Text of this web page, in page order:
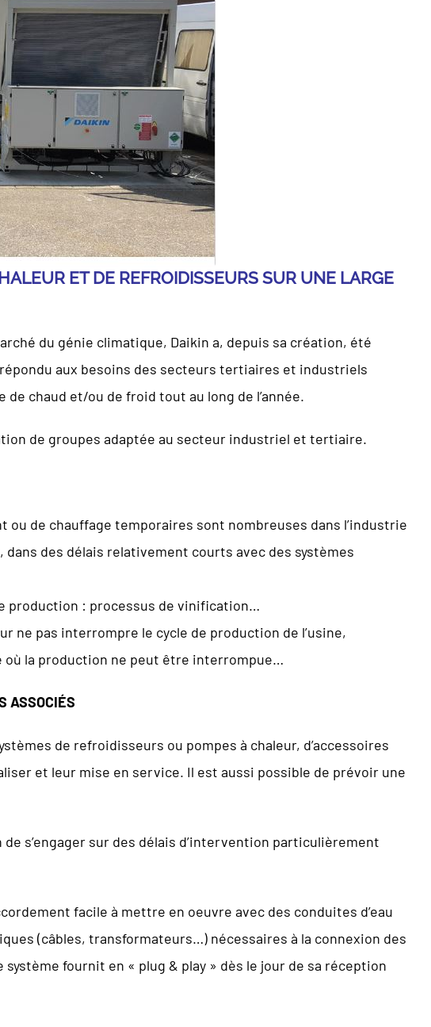
ET DE REFROIDISSEURS SUR UNE LARGE
du génie climatique, Daikin a, depuis sa création, été
aux besoins des secteurs tertiaires et industriels
chaud et/ou de froid tout au long de l’année.
de groupes adaptée au secteur industriel et tertiaire.
de chauffage temporaires sont nombreuses dans l’industrie
des délais relativement courts avec des systèmes
production : processus de vinification…
ne pas interrompre le cycle de production de l’usine,
où la production ne peut être interrompue…
ASSOCIÉS
de refroidisseurs ou pompes à chaleur, d’accessoires
et leur mise en service. Il est aussi possible de prévoir une
s’engager sur des délais d’intervention particulièrement
facile à mettre en oeuvre avec des conduites d’eau
(câbles, transformateurs…) nécessaires à la connexion des
fournit en « plug & play » dès le jour de sa réception